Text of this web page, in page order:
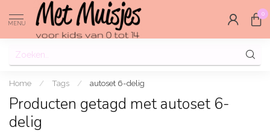
MENU
0
Home / Tags / autoset 6-delig
Producten getagd met autoset 6-
delig